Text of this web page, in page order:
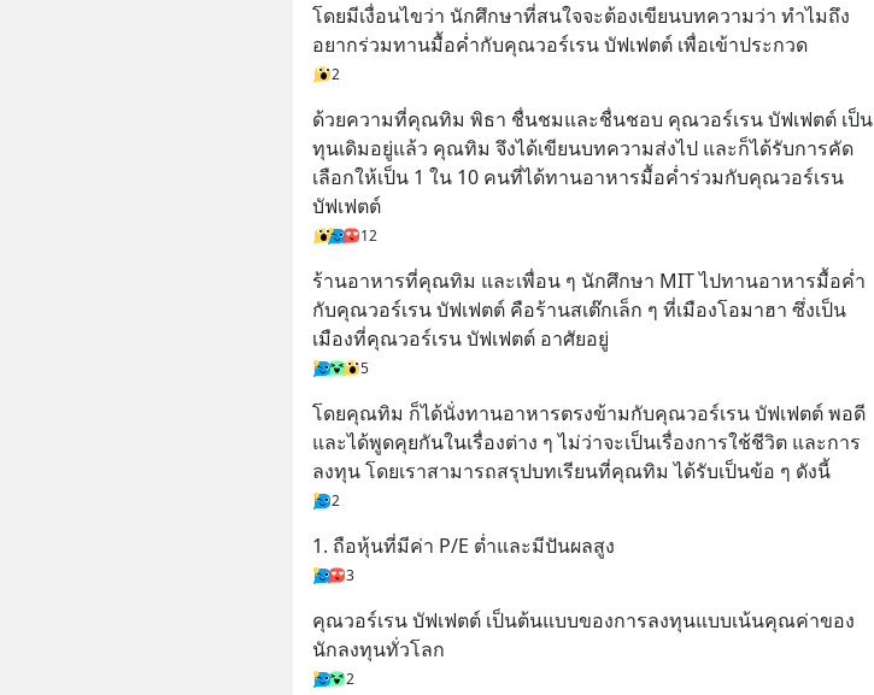
โดยมีเงื่อนไขว่า นักศึกษาที่สนใจจะต้องเขียนบทความว่า ทำไมถึง
อยากร่วมทานมื้อค่ำกับคุณวอร์เรน บัฟเฟตต์ เพื่อเข้าประกวด
2
ด้วยความที่คุณทิม พิธา ชื่นชมและชื่นชอบ คุณวอร์เรน บัฟเฟตต์ เป็น
ทุนเดิมอยู่แล้ว คุณทิม จึงได้เขียนบทความส่งไป และก็ได้รับการคัด
เลือกให้เป็น 1 ใน 10 คนที่ได้ทานอาหารมื้อค่ำร่วมกับคุณวอร์เรน
บัฟเฟตต์
12
ร้านอาหารที่คุณทิม และเพื่อน ๆ นักศึกษา MIT ไปทานอาหารมื้อค่ำ
กับคุณวอร์เรน บัฟเฟตต์ คือร้านสเต๊กเล็ก ๆ ที่เมืองโอมาฮา ซึ่งเป็น
เมืองที่คุณวอร์เรน บัฟเฟตต์ อาศัยอยู่
5
โดยคุณทิม ก็ได้นั่งทานอาหารตรงข้ามกับคุณวอร์เรน บัฟเฟตต์ พอดี
และได้พูดคุยกันในเรื่องต่าง ๆ ไม่ว่าจะเป็นเรื่องการใช้ชีวิต และการ
ลงทุน โดยเราสามารถสรุปบทเรียนที่คุณทิม ได้รับเป็นข้อ ๆ ดังนี้
2
1. ถือหุ้นที่มีค่า P/E ต่ำและมีปันผลสูง
3
คุณวอร์เรน บัฟเฟตต์ เป็นต้นแบบของการลงทุนแบบเน้นคุณค่าของ
นักลงทุนทั่วโลก
2